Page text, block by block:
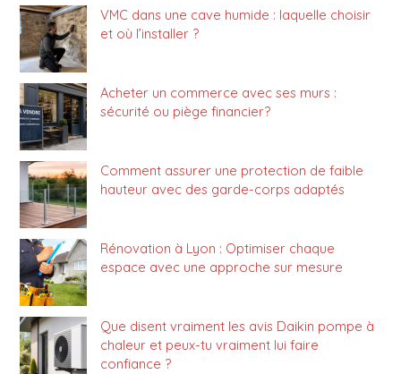
VMC dans une cave humide : laquelle choisir
et où l’installer ?
Acheter un commerce avec ses murs :
sécurité ou piège financier?
Comment assurer une protection de faible
hauteur avec des garde-corps adaptés
Rénovation à Lyon : Optimiser chaque
espace avec une approche sur mesure
Que disent vraiment les avis Daikin pompe à
chaleur et peux-tu vraiment lui faire
confiance ?